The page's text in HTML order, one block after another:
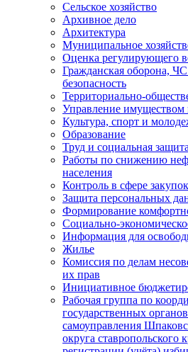
Сельское хозяйство
Архивное дело
Архитектура
Муниципальное
Оценка регулирующего
Гражданская оборона,
безопасность
Территориально-
Управление имуществом
Культура, спорт и
Образование
Труд и социальная
Работы по снижению
населения
Контроль в сфере закупок
Защита персональных
Формирование
Социально-
Информация для
Жилье
Комиссия по делам
их прав
Инициативное
Рабочая группа по
государственных
самоуправления
округа ставропольского